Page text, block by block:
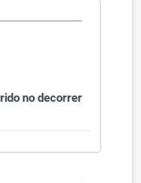
no decorrer